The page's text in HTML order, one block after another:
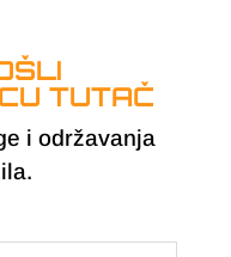
TUTAČ
i održavanja